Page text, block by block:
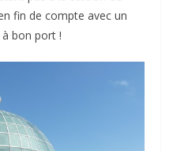
fin de compte avec un
bon port !